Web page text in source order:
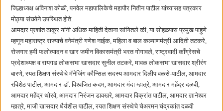
जिल्हाध्यक्ष अविनाश कोळी, पनवेल महापालिकेचे महापौर नितीन पाटील यांच्यासह पत्रकार
मोठ्या संख्येने उपस्थित होते.
आमदार प्रशांत ठाकूर यांनी अधिक माहिती देताना सांगितले की, या सोहळ्यास प्रमुख पाहुणे
म्हणून महाराष्ट्र राज्याचे वनेमंत्री गणेश नाईक, महिला व बाल कल्याणमंत्री आदिती तटकरे,
रोजगार हमी फलोत्पादन व खार जमीन विकासमंत्री भरत गोगावले, राष्ट्रवादी काँग्रेसचे
प्रदेशाध्यक्ष व रायगड लोकसभा खासदार सुनील तटकरे, मावळ लोकसभा खासदार श्रीरंग
बारणे, रयत शिक्षण संस्थेचे मॅनेजिंग कौन्सिल सदस्य आमदार दिलीप वळसे-पाटील, आमदार
रविशेठ पाटील, आमदार डॉ. विश्वजित कदम, आमदार मंदा म्हात्रे, आमदार महेंद्र दळवी,
आमदार महेंद्र थोरवे, आमदार निरंजन डावखरे, आमदार विक्रांत पाटील, आमदार ज्ञानेश्वर
म्हात्रे, माजी खासदार धैर्यशील पाटील, रयत शिक्षण संस्थेचे चेअरमन चंद्रकांत दळवी